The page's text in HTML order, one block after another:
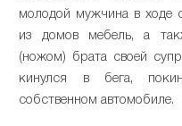
молодой мужчина в ходе
из домов мебель, а
(ножом) брата своей
кинулся в бега,
собственном автомобиле.